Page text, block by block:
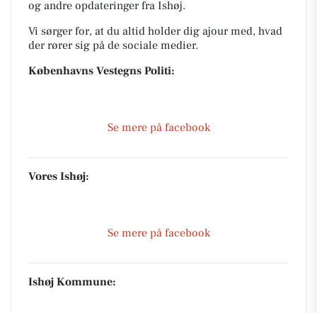
og andre opdateringer fra Ishøj.
Vi sørger for, at du altid holder dig ajour med, hvad
der rører sig på de sociale medier.
Københavns Vestegns Politi:
Se mere på facebook
Vores Ishøj:
Se mere på facebook
Ishøj Kommune: